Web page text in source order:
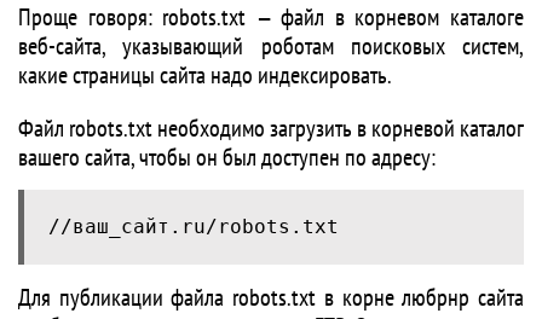
Проще говоря: robots.txt — файл в корневом каталоге
веб-сайта, указывающий роботам поисковых систем,
какие страницы сайта надо индексировать.
Файл robots.txt необходимо загрузить в корневой каталог
вашего сайта, чтобы он был доступен по адресу:
//ваш_сайт.ru/robots.txt
Для публикации файла robots.txt в корне любрнр сайта